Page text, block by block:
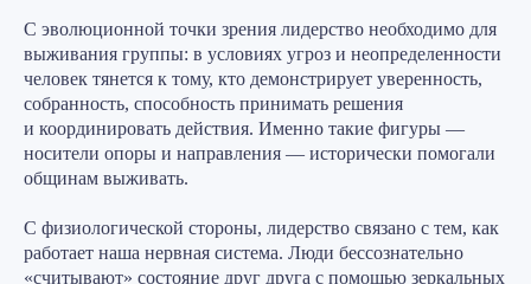
С эволюционной точки зрения лидерство необходимо для
выживания группы: в условиях угроз и неопределенности
человек тянется к тому, кто демонстрирует уверенность,
собранность, способность принимать решения
и координировать действия. Именно такие фигуры —
носители опоры и направления — исторически помогали
общинам выживать.
С физиологической стороны, лидерство связано с тем, как
работает наша нервная система. Люди бессознательно
«считывают» состояние друг друга с помощью зеркальных